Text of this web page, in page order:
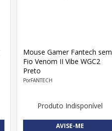
Mouse Gamer Fantech sem
Fio Venom II Vibe WGC2
Preto
FANTECH
Produto Indisponível
AVISE-ME